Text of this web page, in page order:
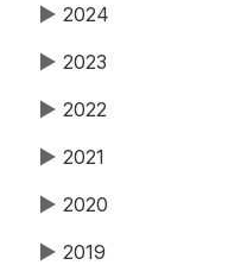
▶ 2024
▶ 2023
▶ 2022
▶ 2021
▶ 2020
▶ 2019